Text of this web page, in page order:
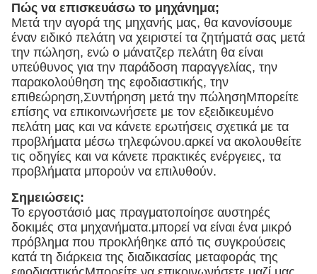
Πώς να επισκευάσω το μηχάνημα;
Μετά την αγορά της μηχανής μας, θα κανονίσουμε
έναν ειδικό πελάτη να χειριστεί τα ζητήματά σας μετά
την πώληση, ενώ ο μάνατζερ πελάτη θα είναι
υπεύθυνος για την παράδοση παραγγελίας, την
παρακολούθηση της εφοδιαστικής, την
επιθεώρηση,Συντήρηση μετά την πώλησηΜπορείτε
επίσης να επικοινωνήσετε με τον εξειδικευμένο
πελάτη μας και να κάνετε ερωτήσεις σχετικά με τα
προβλήματα μέσω τηλεφώνου.αρκεί να ακολουθείτε
τις οδηγίες και να κάνετε πρακτικές ενέργειες, τα
προβλήματα μπορούν να επιλυθούν.
Σημειώσεις:
Το εργοστάσιό μας πραγματοποίησε αυστηρές
δοκιμές στα μηχανήματα.μπορεί να είναι ένα μικρό
πρόβλημα που προκλήθηκε από τις συγκρούσεις
κατά τη διάρκεια της διαδικασίας μεταφοράς της